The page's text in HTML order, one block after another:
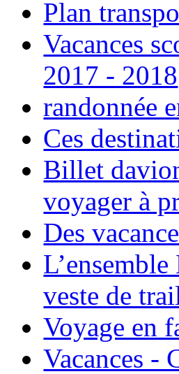
Plan
Vacances
2017 - 2018
randonnée
Ces
Billet
voyager à
Des
veste de
Voyage en
Vacances -